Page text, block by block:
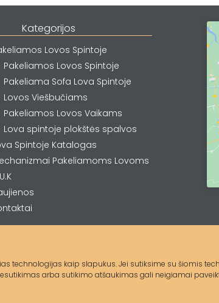
technologijas kaip slapukus. Jei sutiksime su šiomis
arba sutikimo atšaukimas gali neigiamai
Kategorijos
Lovos Spintoje
Pakeliamos Lovos Spintoje
Pakeliama Sofa Lova Spintoje
Lovos Viešbučiams
Pakeliamos Lovos Vaikams
Lova spintoje plokštės spalvos
Spintoje Katalogas
Pakeliamoms Lovoms